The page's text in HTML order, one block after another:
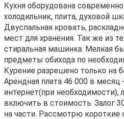
Кухня оборудована
холодильник, плита, духовой
Двуспальная кровать,
мест для хранения. Так же из
стиральная машинка. Мелкая
предметы обихода по
Курение разрешено только на
Арендная плата 46 000 в месяц
интернет(при
включить в стоимость. Залог
на части. Рассмотрю короткие